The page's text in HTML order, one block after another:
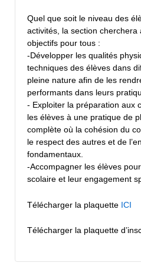
Quel que soit le niveau des
activités, la section
objectifs pour tous :
-Développer les qualités
techniques des élèves dans
pleine nature afin de les
performants dans leurs
- Exploiter la préparation aux
les élèves à une pratique de
complète où la cohésion du
le respect des autres et de
fondamentaux.
-Accompagner les élèves
scolaire et leur engagement
Télécharger la plaquette ICI
Télécharger la plaquette